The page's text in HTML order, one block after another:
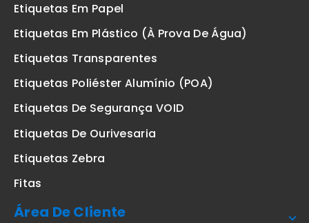
Etiquetas Em Papel
Etiquetas Em Plástico (à Prova De Água)
Etiquetas Transparentes
Etiquetas Poliéster Alumínio (POA)
Etiquetas De Segurança VOID
Etiquetas De Ourivesaria
Etiquetas Zebra
Fitas
Área De Cliente